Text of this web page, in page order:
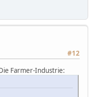
#12
Farmer-Industrie: